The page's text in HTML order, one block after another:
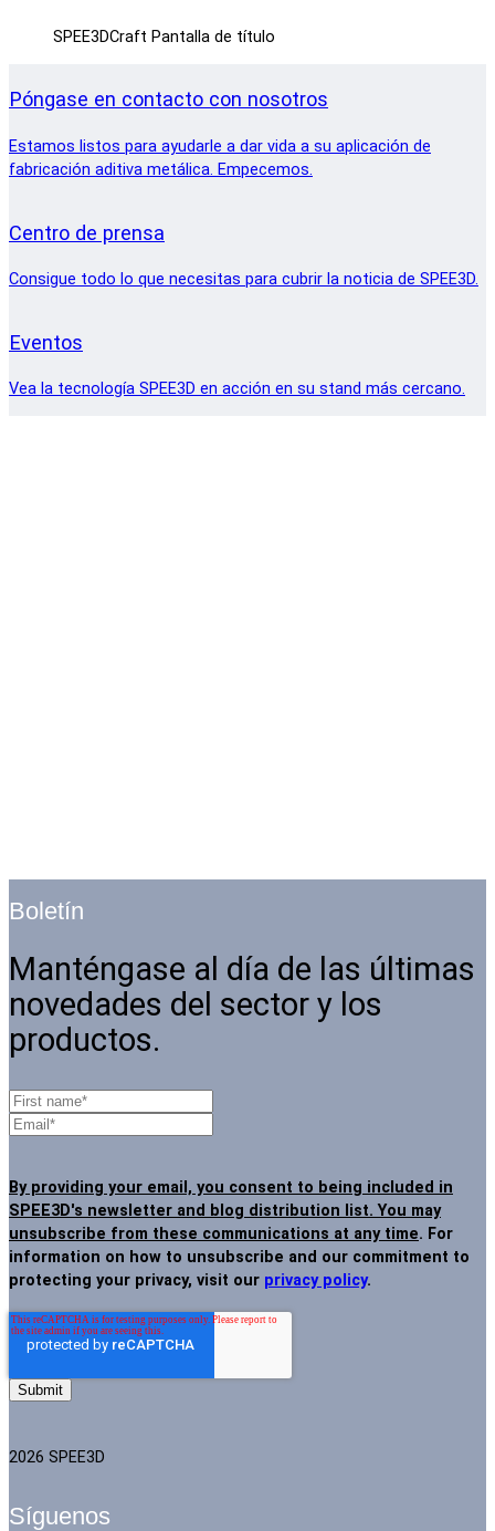
SPEE3DCraft Pantalla de título
Póngase en contacto con nosotros
Estamos listos para ayudarle a dar vida a su aplicación de
fabricación aditiva metálica. Empecemos.
Centro de prensa
Consigue todo lo que necesitas para cubrir la noticia de SPEE3D.
Eventos
Vea la tecnología SPEE3D en acción en su stand más cercano.
Boletín
Manténgase al día de las últimas
novedades del sector y los
productos.
By providing your email, you consent to being included in
SPEE3D's newsletter and blog distribution list. You may
unsubscribe from these communications at any time. For
information on how to unsubscribe and our commitment to
protecting your privacy, visit our privacy policy.
2026 SPEE3D
Síguenos